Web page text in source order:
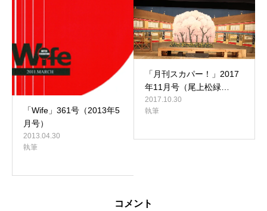
「Wife」361号（2013年5
月号）
2013.04.30
執筆
「月刊スカパー！」2017
年11月号（尾上松緑…
2017.10.30
執筆
コメント